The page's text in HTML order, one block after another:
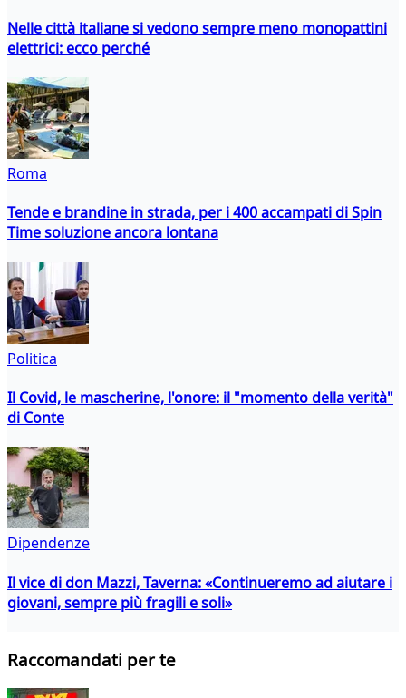
Nelle città italiane si vedono sempre meno monopattini
elettrici: ecco perché
Roma
Tende e brandine in strada, per i 400 accampati di Spin
Time soluzione ancora lontana
Politica
Il Covid, le mascherine, l'onore: il "momento della verità"
di Conte
Dipendenze
Il vice di don Mazzi, Taverna: «Continueremo ad aiutare i
giovani, sempre più fragili e soli»
Raccomandati per te